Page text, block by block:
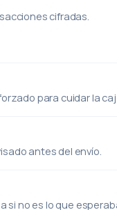
cifradas.
para cuidar la
antes del envío.
si no es lo que